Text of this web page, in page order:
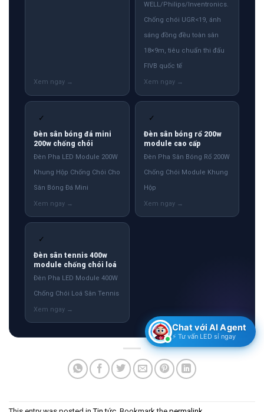
WELL/Philips/Inventronics.
Chống chói UGR<19, ánh
sáng đồng đều toàn sân
18×9m, tiêu chuẩn thi đấu
FIVB quốc tế
✓
Đèn sân bóng đá mini
200w chống chói
Đèn Pha LED Module 200W
Khung Hộp Chống Chói Cho
Sân Bóng Đá Mini
✓
Đèn sân bóng rổ 200w
module cao cấp
Đèn Pha Sân Bóng Rổ 200W
Chống Chói Module Khung
Hộp
✓
Đèn sân tennis 400w
module chống chói loá
Đèn Pha LED Module 400W
Chống Chói Loá Sân Tennis
Chat với AI Agent
⚡ Tư vấn LED sỉ ngay